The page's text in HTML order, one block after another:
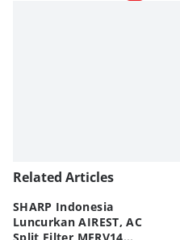
Related Articles
SHARP Indonesia
Luncurkan AIREST, AC